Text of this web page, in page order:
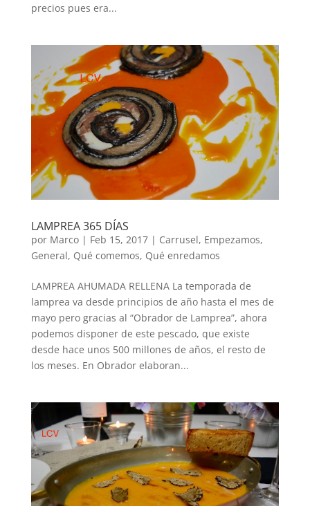
precios pues era...
LAMPREA 365 DÍAS
por Marco| Feb 15, 2017| Carrusel, Empezamos,
General, Qué comemos, Qué enredamos
LAMPREA AHUMADA RELLENA La temporada de
lamprea va desde principios de año hasta el mes de
mayo pero gracias al “Obrador de Lamprea”, ahora
podemos disponer de este pescado, que existe
desde hace unos 500 millones de años, el resto de
los meses. En Obrador elaboran...